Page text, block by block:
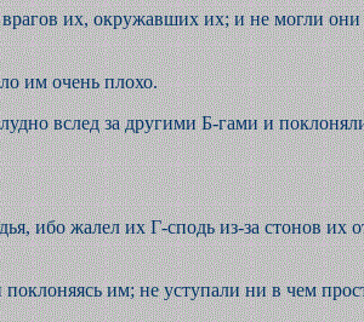
их, окружавших их; и не могли они
им очень плохо.
вслед за другими Б-гами и
ибо жалел их Г-сподь из-за стонов их
им; не уступали ни в чем